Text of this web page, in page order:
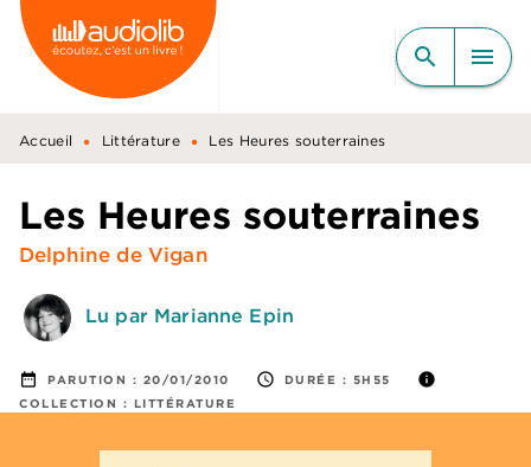
MENU RECHERCHE
CONTENU
PIED DE PAGE
search menu
Accueil • Littérature • Les Heures souterraines
Les Heures souterraines
Delphine de Vigan
Lu par Marianne Epin
date_range PARUTION : 20/01/2010 access_time DURÉE : 5H55 info
COLLECTION : LITTÉRATURE